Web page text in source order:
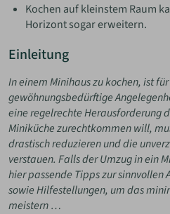
Kochen auf kleinstem Raum
Horizont sogar erweitern.
Einleitung
In einem Minihaus zu kochen, ist
gewöhnungsbedürftige
eine regelrechte Herausforderung
Miniküche zurechtkommen will,
drastisch reduzieren und die
verstauen. Falls der Umzug in ein
hier passende Tipps zur sinnvollen
sowie Hilfestellungen, um das
meistern …